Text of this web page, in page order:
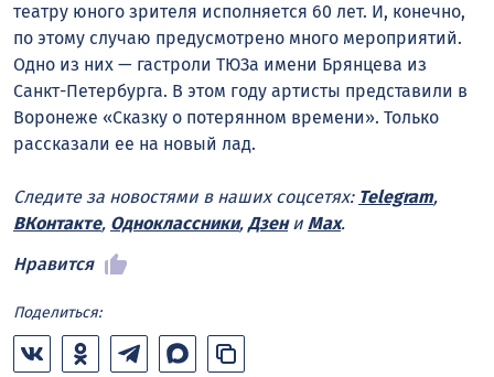
театру юного зрителя исполняется 60 лет. И, конечно,
по этому случаю предусмотрено много мероприятий.
Одно из них — гастроли ТЮЗа имени Брянцева из
Санкт-Петербурга. В этом году артисты представили в
Воронеже «Сказку о потерянном времени». Только
рассказали ее на новый лад.
Следите за новостями в наших соцсетях: Telegram,
ВКонтакте, Одноклассники, Дзени Max.
Нравится
Поделиться: